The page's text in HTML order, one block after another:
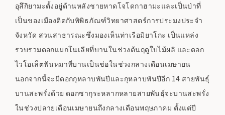
อุสึกิยามะตั้งอยู่ด้านหลังชายหาดโจโดกาฮามะและเป็นป่าที่
เป็นของเมืองติดกับพิพิธภัณฑ์วิทยาศาสตร์การประมงประจำ
จังหวัด สวนสาธารณะซึ่งมองเห็นท่าเรือมิยาโกะ เป็นแหล่ง
รวบรวมดอกแมกโนเลียที่บานในช่วงต้นฤดูใบไม้ผลิ และดอก
ไวโอเล็ตฟันหมาที่บานเป็นช่อในช่วงกลางเดือนเมษายน
นอกจากนี้จะมีดอกกุหลาบพันปีและกุหลาบพันปีอีก 14 สายพันธุ์
บานสะพรั่งด้วย ดอกซากุระหลากหลายสายพันธุ์จะบานสะพรั่ง
ในช่วงปลายเดือนเมษายนถึงกลางเดือนพฤษภาคม ตั้งแต่ปี